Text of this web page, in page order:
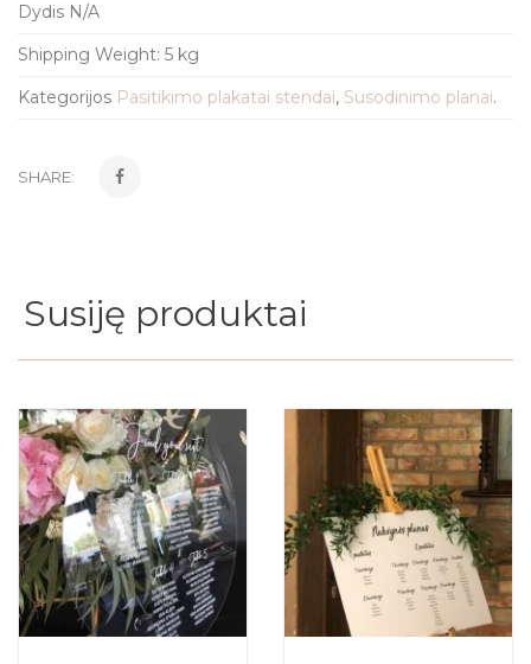
Dydis N/A
Shipping Weight: 5 kg
Kategorijos Pasitikimo plakatai stendai, Susodinimo planai.
SHARE:
Susiję produktai